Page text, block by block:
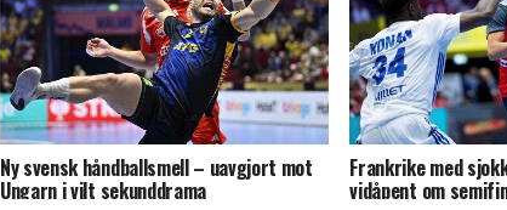
Ny svensk håndballsmell – uavgjort mot
Ungarn i vilt sekunddrama
Frankrike med
vidåpent om